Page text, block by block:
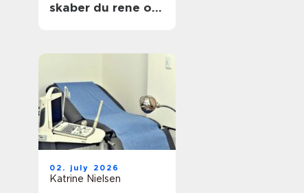
skaber du rene og
02. july 2026
Katrine Nielsen